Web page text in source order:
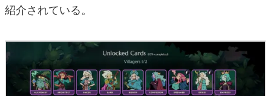
紹介されている。